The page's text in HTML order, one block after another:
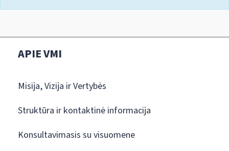
APIE VMI
Misija, Vizija ir Vertybės
Struktūra ir kontaktinė informacija
Konsultavimasis su visuomene